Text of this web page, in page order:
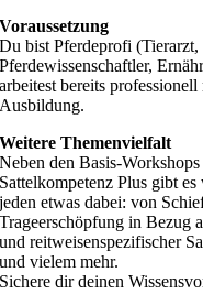
Voraussetzung
Du bist Pferdeprofi (Tierarzt,
Pferdewissenschaftler,
arbeitest bereits
Ausbildung.
Weitere Themenvielfalt
Neben den Basis-
Sattelkompetenz Plus gibt
jeden etwas dabei: von
Trageerschöpfung in Bezug
und reitweisenspezifischer
und vielem mehr.
Sichere dir deinen